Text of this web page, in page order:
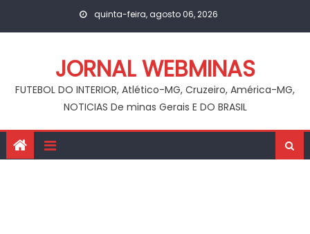
quinta-feira, agosto 06, 2026
JORNAL WEBMINAS
FUTEBOL DO INTERIOR, Atlético-MG, Cruzeiro, América-MG,
NOTICIAS De minas Gerais E DO BRASIL